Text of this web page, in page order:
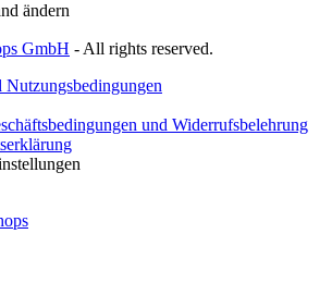
ändern
GmbH - All rights reserved.
Nutzungsbedingungen
und Widerrufsbelehrung